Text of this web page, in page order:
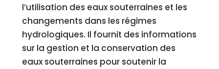
l’utilisation des eaux souterraines et les
changements dans les régimes
hydrologiques. Il fournit des informations
sur la gestion et la conservation des
eaux souterraines pour soutenir la